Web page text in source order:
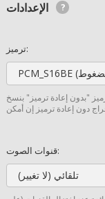
ترميز:
"بدون إعادة ترميز" بنسخ
قنوات الصوت:
تلقائي (لا تغيير)